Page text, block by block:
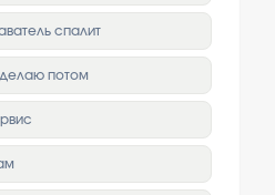
спалит
потом